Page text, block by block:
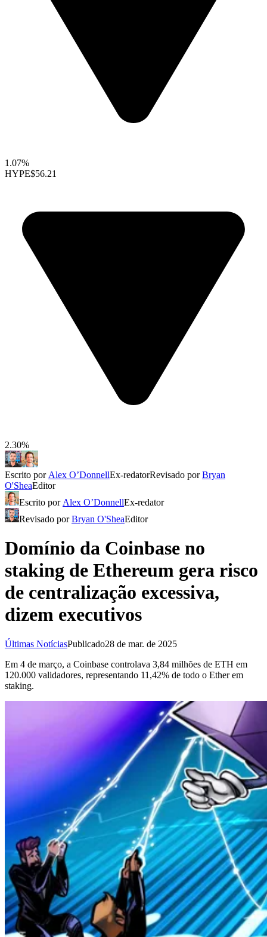
1.07%
HYPE$56.21
2.30%
Escrito por Alex O’DonnellEx-redatorRevisado porBryan
O'SheaEditor
Escrito por Alex O’DonnellEx-redator
Revisado porBryan O'SheaEditor
Domínio da Coinbase no
staking de Ethereum gera risco
de centralização excessiva,
dizem executivos
Últimas NotíciasPublicado28 de mar. de 2025
Em 4 de março, a Coinbase controlava 3,84 milhões de ETH em
120.000 validadores, representando 11,42% de todo o Ether em
staking.